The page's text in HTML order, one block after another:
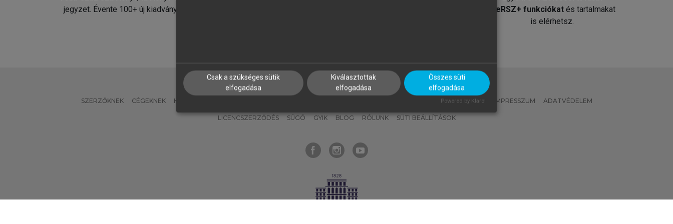
jegyzet. Évente 100+ új kiadvány.
MeRSZ+ funkciókat és tartalmakat
is elérhetsz.
SZERZŐKNEK CÉGEKNEK KÖNYVTÁROSOKNAK MI – ÁLTALÁNOS IRÁNYELVEK IMPRESSZUM ADATVÉDELEM
LICENCSZERZŐDÉS SÚGÓ GYIK BLOG RÓLUNK SÜTI BEÁLLÍTÁSOK
Csak a szükséges sütik
elfogadása
Kiválasztottak
elfogadása
Összes süti
elfogadása
Powered by Klaro!